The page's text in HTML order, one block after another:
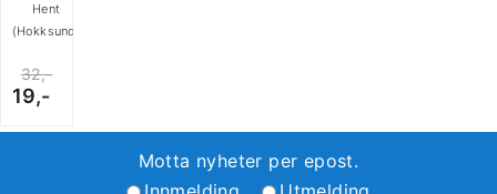
Hent
(Hokksund)
32,-
19,-
Motta nyheter per epost.